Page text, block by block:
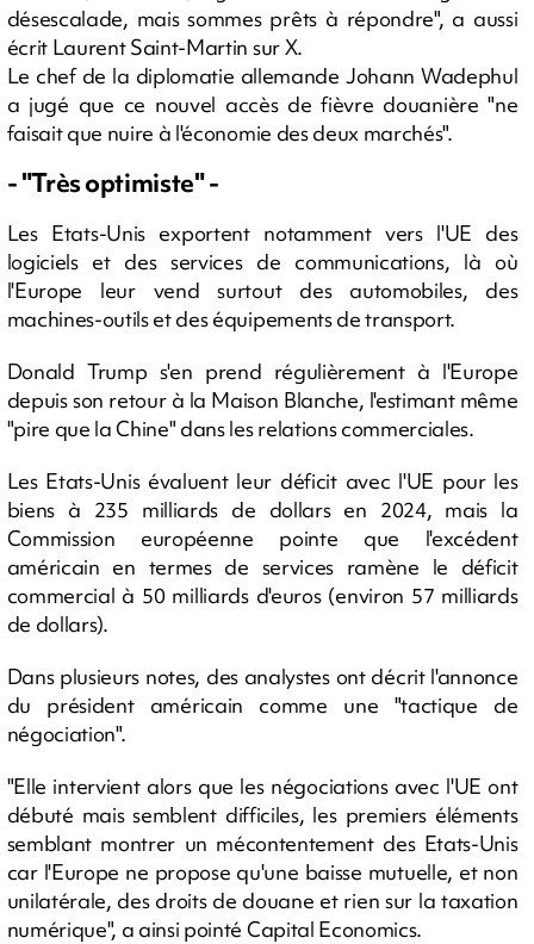
désescalade, mais sommes prêts à répondre", a aussi
écrit Laurent Saint-Martin sur X.
Le chef de la diplomatie allemande Johann Wadephul
a jugé que ce nouvel accès de fièvre douanière "ne
faisait que nuire à l'économie des deux marchés".
- "Très optimiste" -
Les Etats-Unis exportent notamment vers l'UE des
logiciels et des services de communications, là où
l'Europe leur vend surtout des automobiles, des
machines-outils et des équipements de transport.
Donald Trump s'en prend régulièrement à l'Europe
depuis son retour à la Maison Blanche, l'estimant même
"pire que la Chine" dans les relations commerciales.
Les Etats-Unis évaluent leur déficit avec l'UE pour les
biens à 235 milliards de dollars en 2024, mais la
Commission européenne pointe que l'excédent
américain en termes de services ramène le déficit
commercial à 50 milliards d'euros (environ 57 milliards
de dollars).
Dans plusieurs notes, des analystes ont décrit l'annonce
du président américain comme une "tactique de
négociation".
"Elle intervient alors que les négociations avec l'UE ont
débuté mais semblent difficiles, les premiers éléments
semblant montrer un mécontentement des Etats-Unis
car l'Europe ne propose qu'une baisse mutuelle, et non
unilatérale, des droits de douane et rien sur la taxation
numérique", a ainsi pointé Capital Economics.